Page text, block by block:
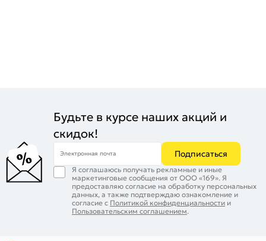
Будьте в курсе наших акций и
скидок!
Электронная почта Подписаться
Я соглашаюсь получать рекламные и иные
маркетинговые сообщения от ООО «169». Я
предоставляю согласие на обработку персональных
данных, а также подтверждаю ознакомление и
согласие с Политикой конфиденциальности и
Пользовательским соглашением.